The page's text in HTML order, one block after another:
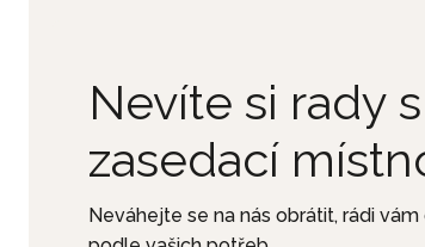
Nevíte si rady
zasedací
Neváhejte se na nás obrátit, rádi